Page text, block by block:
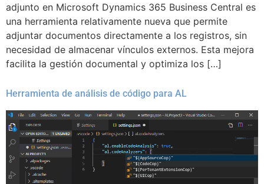
adjunto en Microsoft Dynamics 365 Business Central es
una herramienta relativamente nueva que permite
adjuntar documentos directamente a los registros, sin
necesidad de almacenar vínculos externos. Esta mejora
facilita la gestión documental y optimiza los […]
Herramienta de análisis de código para AL